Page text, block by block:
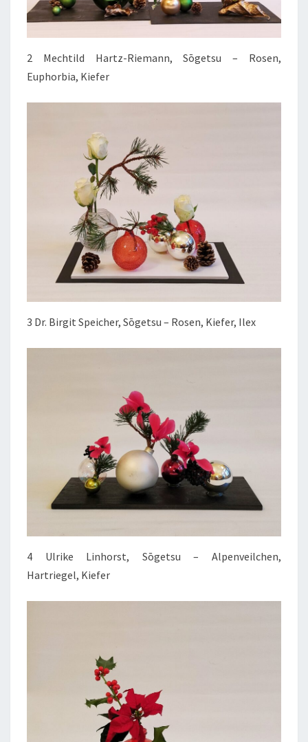
2 Mechtild Hartz-Riemann, Sōgetsu – Rosen,
Euphorbia, Kiefer
3 Dr. Birgit Speicher, Sōgetsu – Rosen, Kiefer, Ilex
4 Ulrike Linhorst, Sōgetsu – Alpenveilchen,
Hartriegel, Kiefer